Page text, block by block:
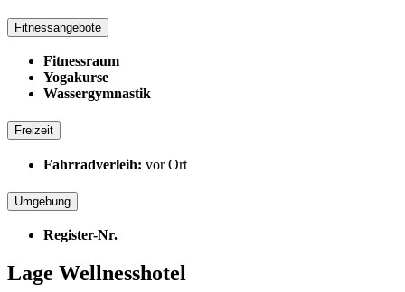
Fitnessangebote
Fitnessraum
Yogakurse
Wassergymnastik
Freizeit
Fahrradverleih: vor Ort
Umgebung
Register-Nr.
Lage Wellnesshotel